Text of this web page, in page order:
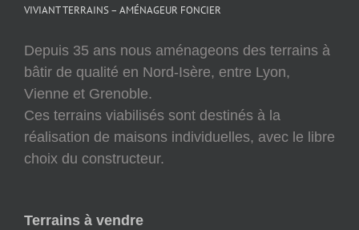
VIVIANT TERRAINS – AMÉNAGEUR FONCIER
Depuis 35 ans nous aménageons des terrains à
bâtir de qualité en Nord-Isère, entre Lyon,
Vienne et Grenoble.
Ces terrains viabilisés sont destinés à la
réalisation de maisons individuelles, avec le libre
choix du constructeur.
Terrains à vendre